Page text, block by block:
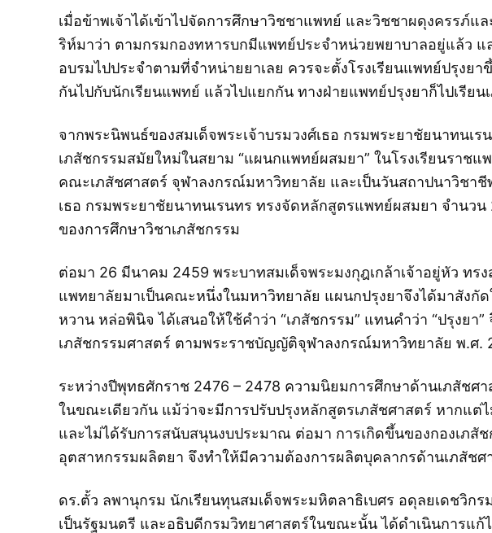
เมื่อข้าพเจ้าได้เข้าไปจัดการศึกษาวิชชาแพทย์ และวิชชาผดุงครรภ์
ริห์มาว่า ตามกรมกองทหารบกมีแพทย์ประจำหน่วยพยาบาลอยู่แล้ว แ
อบรมไปประจำตามที่จำหน่ายยาเลย ควรจะตั้งโรงเรียนแพทย์ปรุงย
กันไปกับนักเรียนแพทย์ แล้วไปแยกกัน ทางฝ่ายแพทย์ปรุงยาก็ไปเรีย
จากพระนิพนธ์ของสมเด็จพระเจ้าบรมวงศ์เธอ กรมพระยาชัยนาทนเ
เภสัชกรรมสมัยใหม่ในสยาม “แผนกแพทย์ผสมยา” ในโรงเรียนราช
คณะเภสัชศาสตร์ จุฬาลงกรณ์มหาวิทยาลัย และเป็นวันสถาปนาวิชาชี
เธอ กรมพระยาชัยนาทนเรนทร ทรงจัดหลักสูตรแพทย์ผสมยา จำนว
ของการศึกษาวิชาเภสัชกรรม
ต่อมา 26 มีนาคม 2459 พระบาทสมเด็จพระมงกุฎเกล้าเจ้าอยู่หัว ท
แพทยาลัยมาเป็นคณะหนึ่งในมหาวิทยาลัย แผนกปรุงยาจึงได้มาสัง
หวาน หล่อพินิจ ได้เสนอให้ใช้คำว่า “เภสัชกรรม” แทนคำว่า “ปรุงย
เภสัชกรรมศาสตร์ ตามพระราชบัญญัติจุฬาลงกรณ์มหาวิทยาลัย พ.ศ.
ระหว่างปีพุทธศักราช 2476 – 2478 ความนิยมการศึกษาด้านเภสัช
ในขณะเดียวกัน แม้ว่าจะมีการปรับปรุงหลักสูตรเภสัชศาสตร์ หากแ
และไม่ได้รับการสนับสนุนงบประมาณ ต่อมา การเกิดขึ้นของกองเภ
อุตสาหกรรมผลิตยา จึงทำให้มีความต้องการผลิตบุคลากรด้านเภสัชศ
ดร.ตั้ว ลพานุกรม นักเรียนทุนสมเด็จพระมหิตลาธิเบศร อดุลยเดชวิก
เป็นรัฐมนตรี และอธิบดีกรมวิทยาศาสตร์ในขณะนั้น ได้ดำเนินการแ